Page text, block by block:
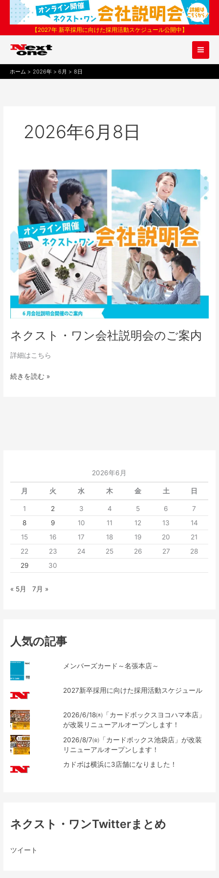
ス
【2027年 新卒採用に向けた採用活動スケジュール公開中】
ホーム 2026年 6月 8日
2026年6月8日
ネクスト・ワン会社説明会のご案内
詳細はこちら
ト・
社
説
明
続きを読む »
2026年6月
月 火 水 木 金 土 日
1 2 3 4 5 6
7
8
9 10 11 12 13
14
15
16 17 18 19 20
21
22
23 24 25 26 27
28
29
30
« 5月 7月 »
人気の記事
メンバーズカード～名張本店～
2027新卒採用に向けた採用活動スケジュール
2026/6/18㈭「カードボックスヨコハマ本店」
が改装リニューアルオープンします！
2026/8/7㈮「カードボックス池袋店」が改装
リニューアルオープンします！
カドボは横浜に3店舗になりました！
ネクスト・ワンTwitterまとめ
ツイート